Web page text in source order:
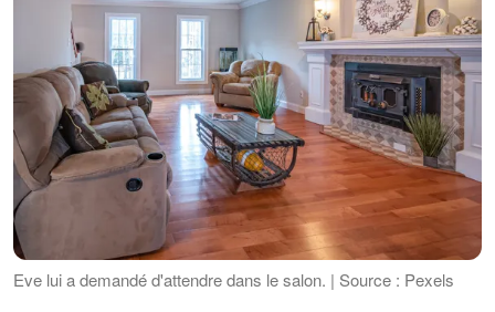
Eve lui a demandé d'attendre dans le salon. | Source : Pexels